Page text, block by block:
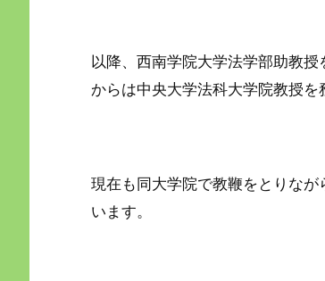
以降、西南学院大学法学部助教
からは中央大学法科大学院教授を
現在も同大学院で教鞭をとりな
います。